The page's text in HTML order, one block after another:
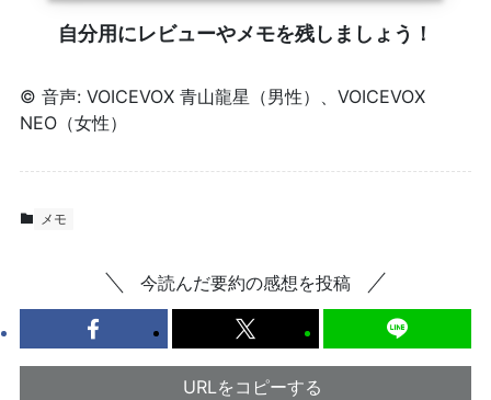
自分用にレビューやメモを残しましょう！
© 音声: VOICEVOX 青山龍星（男性）、VOICEVOX
NEO（女性）
メモ
今読んだ要約の感想を投稿
URLをコピーする